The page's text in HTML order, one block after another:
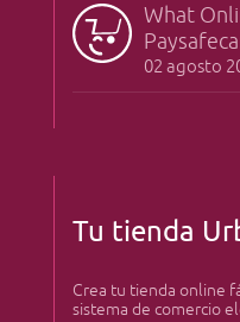
What
02 agosto
Tu tienda
Crea tu tienda online
sistema de comercio